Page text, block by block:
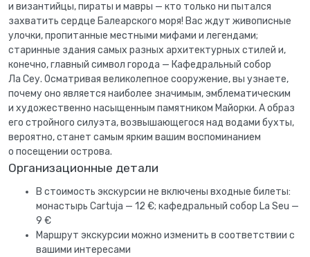
и византийцы, пираты и мавры — кто только ни пытался
захватить сердце Балеарского моря! Вас ждут живописные
улочки, пропитанные местными мифами и легендами;
старинные здания самых разных архитектурных стилей и,
конечно, главный символ города — Кафедральный собор
Ла Сеу. Осматривая великолепное сооружение, вы узнаете,
почему оно является наиболее значимым, эмблематическим
и художественно насыщенным памятником Майорки. А образ
его стройного силуэта, возвышающегося над водами бухты,
вероятно, станет самым ярким вашим воспоминанием
о посещении острова.
Организационные детали
В стоимость экскурсии не включены входные билеты:
монастырь Cartuja — 12 €; кафедральный собор La Seu —
9 €
Маршрут экскурсии можно изменить в соответствии с
вашими интересами